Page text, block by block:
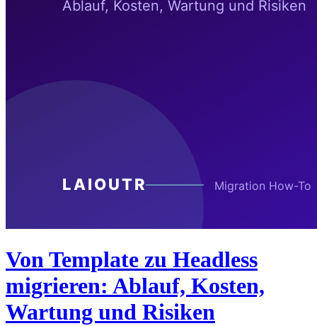
Von Template zu Headless
migrieren: Ablauf, Kosten,
Wartung und Risiken